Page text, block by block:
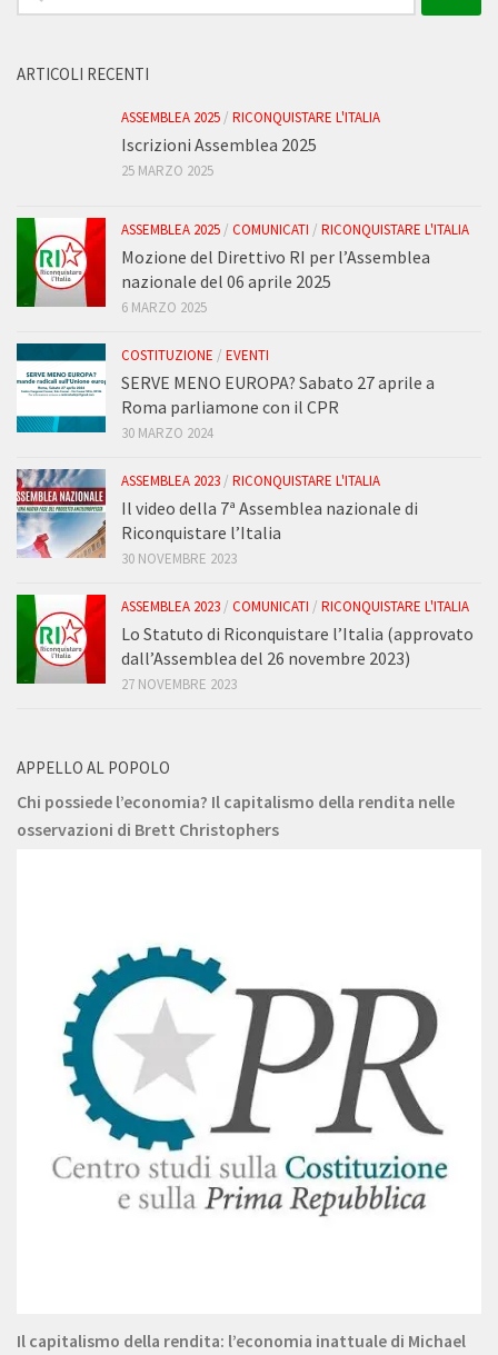
per:
ARTICOLI RECENTI
ASSEMBLEA 2025 / RICONQUISTARE L'ITALIA
Iscrizioni Assemblea 2025
25 MARZO 2025
ASSEMBLEA 2025 / COMUNICATI / RICONQUISTARE L'ITALIA
Mozione del Direttivo RI per l’Assemblea
nazionale del 06 aprile 2025
6 MARZO 2025
COSTITUZIONE / EVENTI
SERVE MENO EUROPA? Sabato 27 aprile a
Roma parliamone con il CPR
30 MARZO 2024
ASSEMBLEA 2023 / RICONQUISTARE L'ITALIA
Il video della 7ª Assemblea nazionale di
Riconquistare l’Italia
30 NOVEMBRE 2023
ASSEMBLEA 2023 / COMUNICATI / RICONQUISTARE L'ITALIA
Lo Statuto di Riconquistare l’Italia (approvato
dall’Assemblea del 26 novembre 2023)
27 NOVEMBRE 2023
APPELLO AL POPOLO
Chi possiede l’economia? Il capitalismo della rendita nelle
osservazioni di Brett Christophers
Il capitalismo della rendita: l’economia inattuale di Michael